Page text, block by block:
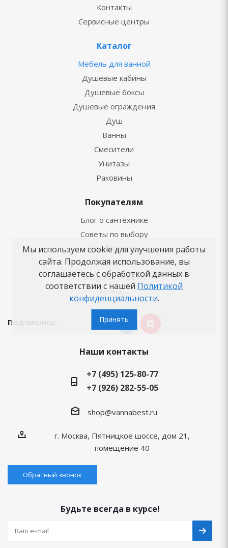
Контакты
Сервисные центры
Каталог
Мебель для ванной
Душевые кабины
Душевые боксы
Душевые ограждения
Душ
Ванны
Смесители
Унитазы
Раковины
Покупателям
Блог о сантехнике
Советы по выбору
Как заказать
Новости
Вопросы-ответы
Бренды
Подпишись:
Наши контакты
+7 (495) 125-80-77
+7 (926) 282-55-05
shop@vannabest.ru
г. Москва, Пятницкое шоссе, дом 21,
помещение 40
Обратный звонок
Будьте всегда в курсе!
Мы используем cookie для улучшения работы
сайта. Продолжая использование, вы
соглашаетесь с обработкой данных в
соответствии с нашей Политикой
конфиденциальности.
Принять